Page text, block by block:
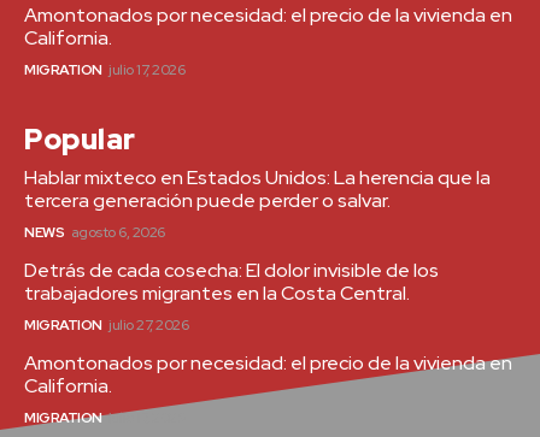
Amontonados por necesidad: el precio de la vivienda en
California.
MIGRATION julio 17, 2026
Popular
Hablar mixteco en Estados Unidos: La herencia que la
tercera generación puede perder o salvar.
NEWS agosto 6, 2026
Detrás de cada cosecha: El dolor invisible de los
trabajadores migrantes en la Costa Central.
MIGRATION julio 27, 2026
Amontonados por necesidad: el precio de la vivienda en
California.
MIGRATION julio 17, 2026